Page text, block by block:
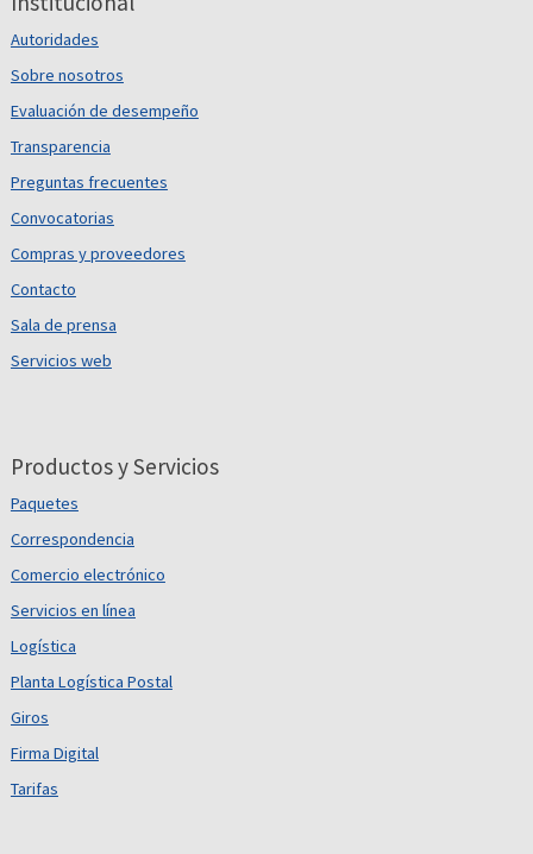
Autoridades
Sobre nosotros
Evaluación de desempeño
Transparencia
Preguntas frecuentes
Convocatorias
Compras y proveedores
Contacto
Sala de prensa
Servicios web
Productos y Servicios
Paquetes
Correspondencia
Comercio electrónico
Servicios en línea
Logística
Planta Logística Postal
Giros
Firma Digital
Tarifas